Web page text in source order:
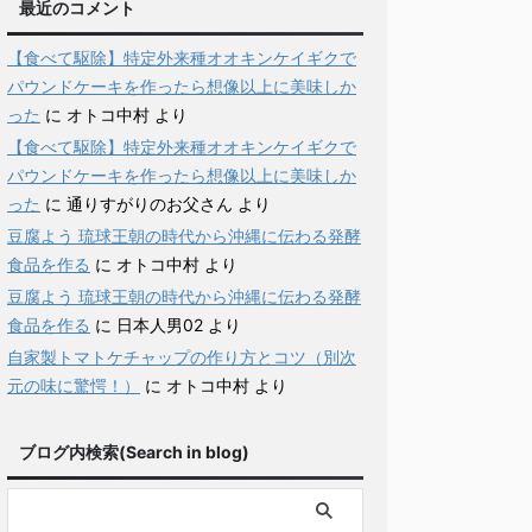
最近のコメント
【食べて駆除】特定外来種オオキンケイギクで
パウンドケーキを作ったら想像以上に美味しか
った に オトコ中村 より
【食べて駆除】特定外来種オオキンケイギクで
パウンドケーキを作ったら想像以上に美味しか
った に 通りすがりのお父さん より
豆腐よう 琉球王朝の時代から沖縄に伝わる発酵
食品を作る に オトコ中村 より
豆腐よう 琉球王朝の時代から沖縄に伝わる発酵
食品を作る に 日本人男02 より
自家製トマトケチャップの作り方とコツ（別次
元の味に驚愕！）
に オトコ中村 より
ブログ内検索(Search in blog)